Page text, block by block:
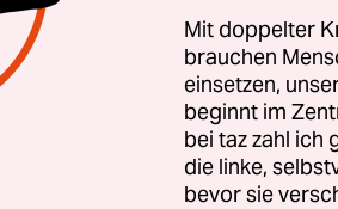
Fälle ging es um einen
Deutschland kam und im
stellte. Nach sieben Monaten
als Flüchtling anerkannt.
Mit doppelter
brauchen
einsetzen,
beginnt im
bei taz zahl ich
die linke,
bevor sie